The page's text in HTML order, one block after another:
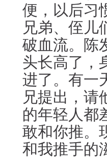
便，以后习
兄弟、侄儿
破血流。陈
头长高了，
进了。有一
兄提出，请
的年轻人都
敢和你推。
和我推手的